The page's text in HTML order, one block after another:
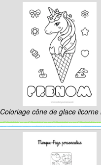
Coloriage cône de glace licorne